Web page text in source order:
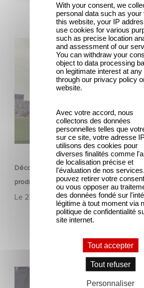
FILM
Découvrez les premières images de
production Gaumont USA
Le 23 avril 2026
Découvrez les premières images de
nouvelle production Gaumont USA
L’Affaire Marie‑Claire en sélection
With your consent, we
personal data such as your
this website, your IP
use cookies for various
such as precise location
and assessment of our
You can withdraw your
object to data processing
on legitimate interest at any
through our privacy policy
website.
Avec votre accord, nous
collectons des données
personnelles telles que
sur ce site, votre adresse
utilisons des cookies pour
diverses finalités comme
de localisation précise et
l'évaluation de nos
pouvez retirer votre
ou vous opposer au
des données fondé sur
légitime à tout moment via
politique de confidentialité
site internet.
Tout accepter
Tout refuser
Personnaliser